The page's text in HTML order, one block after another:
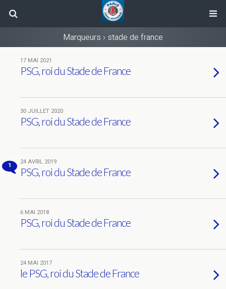
Marqueurs › stade de france
17 MAI 2021
PSG, roi du Stade de France
30 JUILLET 2020
PSG, roi du Stade de France
1
24 AVRIL 2019
PSG, roi du Stade de France
6 MAI 2018
PSG, roi du Stade de France
24 MAI 2017
le PSG, roi du Stade de France